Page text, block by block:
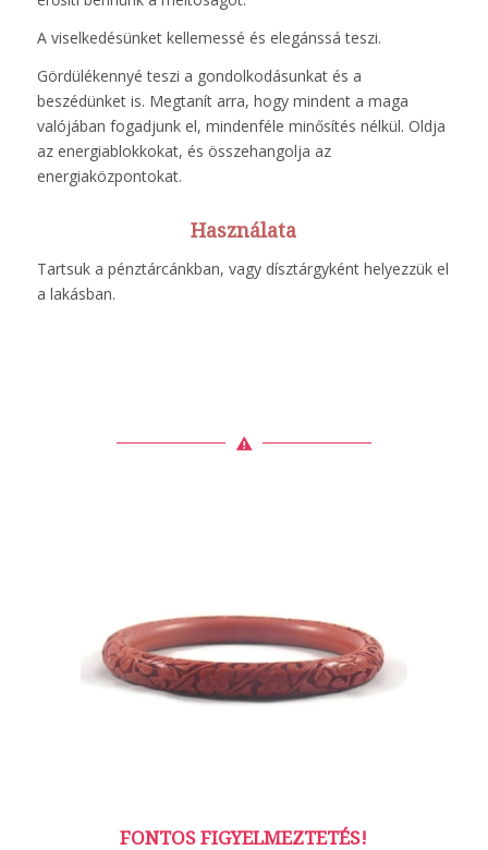
A viselkedésünket kellemessé és elegánssá teszi.
Gördülékennyé teszi a gondolkodásunkat és a
beszédünket is. Megtanít arra, hogy mindent a maga
valójában fogadjunk el, mindenféle minősítés nélkül. Oldja
az energiablokkokat, és összehangolja az
energiaközpontokat.
Használata
Tartsuk a pénztárcánkban, vagy dísztárgyként helyezzük el
a lakásban.
FONTOS FIGYELMEZTETÉS!